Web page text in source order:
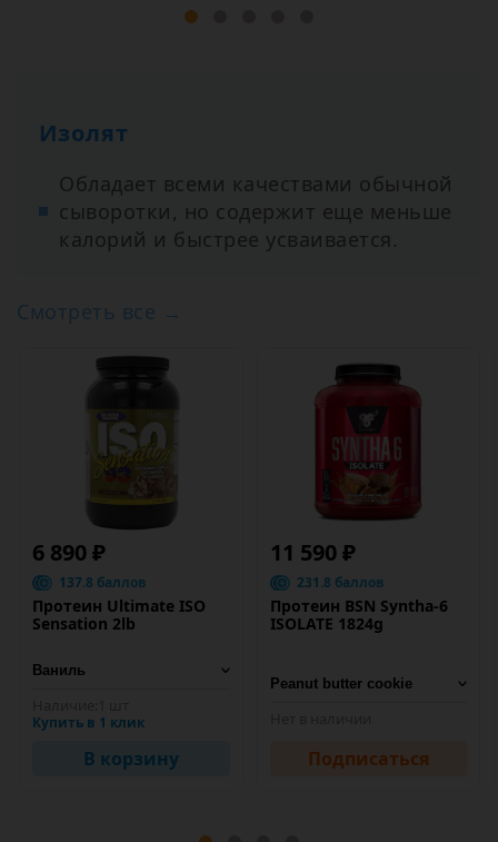
Изолят
Обладает всеми качествами обычной
сыворотки, но содержит еще меньше
калорий и быстрее усваивается.
Смотреть все →
6 890 ₽
137.8 баллов
Протеин Ultimate ISO
Sensation 2lb
Купить в 1 клик
В корзину
11 590 ₽
231.8 баллов
Протеин BSN Syntha-6
ISOLATE 1824g
Подписаться